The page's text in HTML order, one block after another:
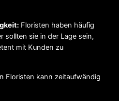
Floristen haben häufig
sollten sie in der Lage sein,
mit Kunden zu
Floristen kann zeitaufwändig